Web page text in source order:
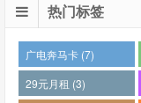
热门标签
广电奔马卡 (7)
29元月租 (3)